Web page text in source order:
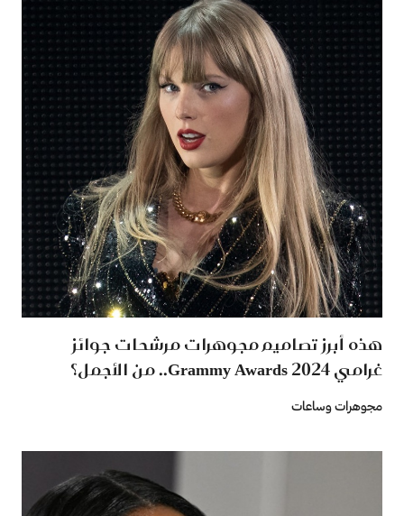
هذه أبرز تصاميم مجوهرات مرشحات جوائز
غرامي 2024 Grammy Awards.. من الأجمل؟
مجوهرات وساعات